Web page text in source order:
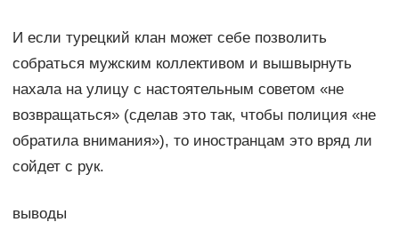
И если турецкий клан может себе позволить
собраться мужским коллективом и вышвырнуть
нахала на улицу с настоятельным советом «не
возвращаться» (сделав это так, чтобы полиция «не
обратила внимания»), то иностранцам это вряд ли
сойдет с рук.
выводы